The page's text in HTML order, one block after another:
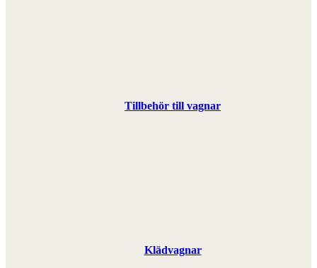
Tillbehör till vagnar
Klädvagnar